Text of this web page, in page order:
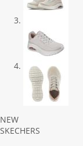
Previous
Next
NEW
SKECHERS